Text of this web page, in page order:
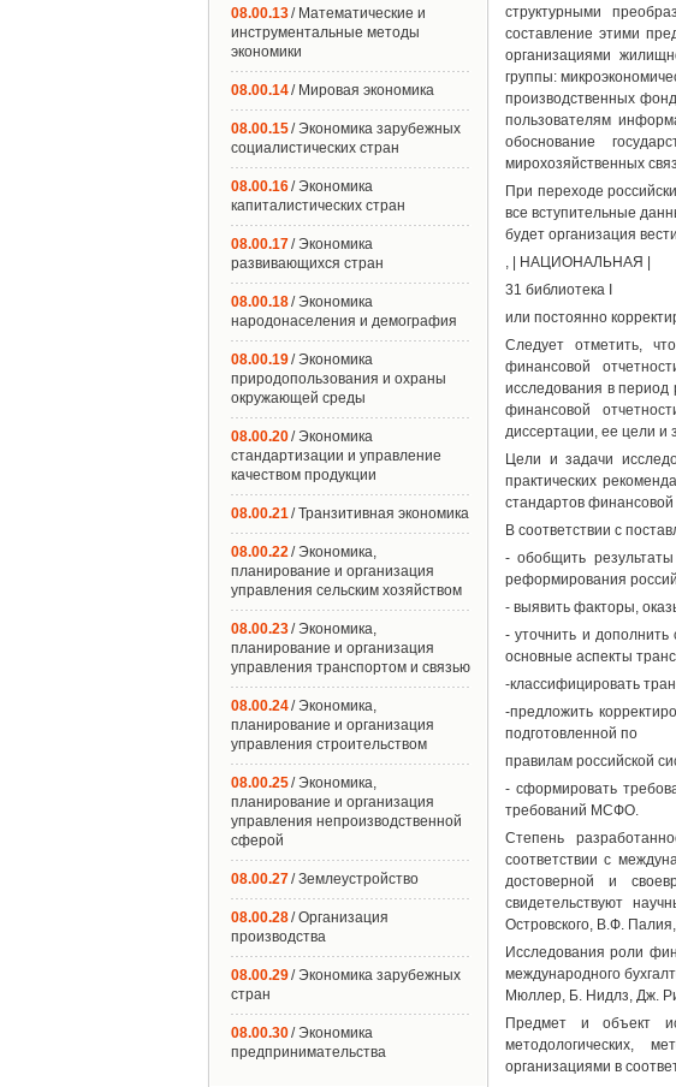
структурными
составление этими
организациями
группы:
производственных
пользователям
обоснование
мирохозяйственных
При переходе
все вступительные
будет организация
, | НАЦИОНАЛЬНАЯ |
31 библиотека I
или постоянно
Следует отметить,
финансовой
исследования в период
финансовой
диссертации, ее цели и
Цели и задачи
практических
стандартов финансовой
В соответствии с
- обобщить
реформирования
- выявить факторы,
- уточнить и
основные аспекты
-классифицировать
-предложить
подготовленной по
правилам российской
- сформировать
требований МСФО.
Степень
соответствии с
достоверной и
свидетельствуют
Островского, В.Ф.
Исследования роли
международного
Мюллер, Б. Нидлз, Дж.
Предмет и объект
методологических,
организациями в
08.00.13/ Математические и
инструментальные методы
экономики
08.00.14/ Мировая экономика
08.00.15/ Экономика зарубежных
социалистических стран
08.00.16/ Экономика
капиталистических стран
08.00.17/ Экономика
развивающихся стран
08.00.18/ Экономика
народонаселения и демография
08.00.19/ Экономика
природопользования и охраны
окружающей среды
08.00.20/ Экономика
стандартизации и управление
качеством продукции
08.00.21/ Транзитивная экономика
08.00.22/ Экономика,
планирование и организация
управления сельским хозяйством
08.00.23/ Экономика,
планирование и организация
управления транспортом и связью
08.00.24/ Экономика,
планирование и организация
управления строительством
08.00.25/ Экономика,
планирование и организация
управления непроизводственной
сферой
08.00.27/ Землеустройство
08.00.28/ Организация
производства
08.00.29/ Экономика зарубежных
стран
08.00.30/ Экономика
предпринимательства